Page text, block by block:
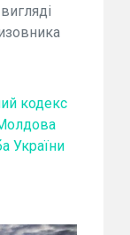
кодекс
України